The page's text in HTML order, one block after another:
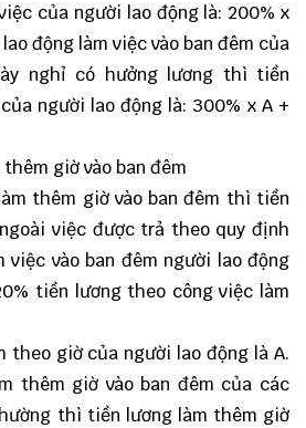
của người lao động là: 200% x
động làm việc vào ban đêm của
nghỉ có hưởng lương thì tiền
người lao động là: 300% x A +
giờ vào ban đêm
thêm giờ vào ban đêm thì tiền
việc được trả theo quy định
việc vào ban đêm người lao động
tiền lương theo công việc làm
theo giờ của người lao động là A.
thêm giờ vào ban đêm của các
thì tiền lương làm thêm giờ